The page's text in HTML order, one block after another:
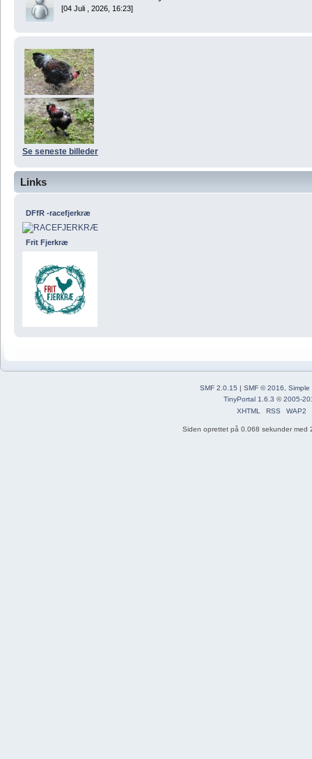
[04 Juli , 2026, 16:23]
Se seneste billeder
Links
DFfR -racefjerkræ
Frit Fjerkræ
SMF 2.0.15 | SMF © 2016
Simple
TinyPortal 1.6.3 ©2005-
XHTML
RSS WAP2
Siden oprettet på 0.068 sekunder med